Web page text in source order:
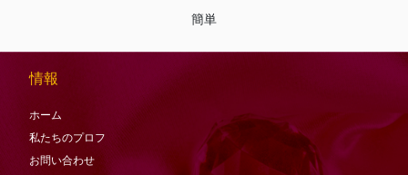
簡単
情報
ホーム
私たちのプロフ
お問い合わせ